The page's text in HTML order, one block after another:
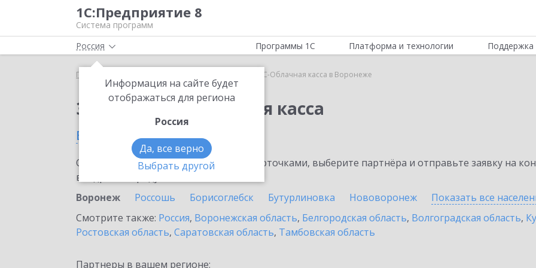
1С:Предприятие 8
Система программ
Россия
Информация на сайте будет
отображаться для региона
Россия
Да, все верно
Выбрать другой
Программы 1С Платформа и технологии Поддержка
Главная 1С-Облачная касса в Воронеже
Заказать 1С-Облачная касса
в Воронеже
Ознакомьтесь с информационными карточками, выберите партнёра и отправьте заявку на
внедрение продукта.
Воронеж
Россошь Борисоглебск Бутурлиновка Нововоронеж Показать все
Смотрите также: Россия, Воронежская область, Белгородская область, Волгоградская область,
Ростовская область, Саратовская область, Тамбовская область
Партнеры в вашем регионе: